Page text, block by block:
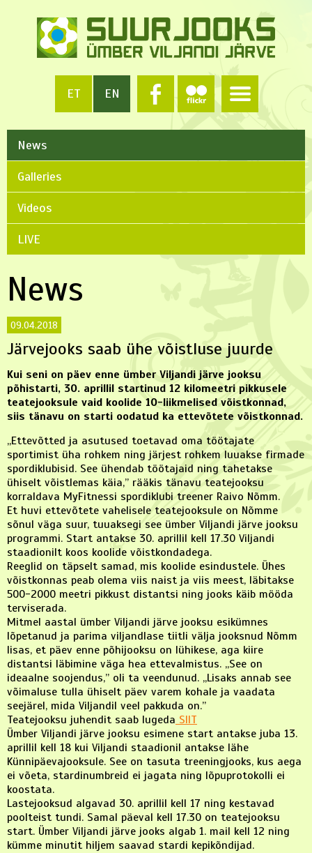
ET EN
News
Galleries
Videos
LIVE
News
09.04.2018
Järvejooks saab ühe võistluse juurde
Kui seni on päev enne ümber Viljandi järve jooksu
põhistarti, 30. aprillil startinud 12 kilomeetri pikkusele
teatejooksule vaid koolide 10-liikmelised võistkonnad,
siis tänavu on starti oodatud ka ettevõtete võistkonnad.
„Ettevõtted ja asutused toetavad oma töötajate
sportimist üha rohkem ning järjest rohkem luuakse firmade
spordiklubisid. See ühendab töötajaid ning tahetakse
ühiselt võistlemas käia,” rääkis tänavu teatejooksu
korraldava MyFitnessi spordiklubi treener Raivo Nõmm.
Et huvi ettevõtete vahelisele teatejooksule on Nõmme
sõnul väga suur, tuuaksegi see ümber Viljandi järve jooksu
programmi. Start antakse 30. aprillil kell 17.30 Viljandi
staadionilt koos koolide võistkondadega.
Reeglid on täpselt samad, mis koolide esindustele. Ühes
võistkonnas peab olema viis naist ja viis meest, läbitakse
500-2000 meetri pikkust distantsi ning jooks käib mööda
terviserada.
Mitmel aastal ümber Viljandi järve jooksu esikümnes
lõpetanud ja parima viljandlase tiitli välja jooksnud Nõmm
lisas, et päev enne põhijooksu on lühikese, aga kiire
distantsi läbimine väga hea ettevalmistus. „See on
ideaalne soojendus,” oli ta veendunud. „Lisaks annab see
võimaluse tulla ühiselt päev varem kohale ja vaadata
seejärel, mida Viljandil veel pakkuda on.”
Teatejooksu juhendit saab lugeda SIIT
Ümber Viljandi järve jooksu esimene start antakse juba 13.
aprillil kell 18 kui Viljandi staadionil antakse lähe
Künnipäevajooksule. See on tasuta treeningjooks, kus aega
ei võeta, stardinumbreid ei jagata ning lõpuprotokolli ei
koostata.
Lastejooksud algavad 30. aprillil kell 17 ning kestavad
poolteist tundi. Samal päeval kell 17.30 on teatejooksu
start. Ümber Viljandi järve jooks algab 1. mail kell 12 ning
kümme minutit hiljem saavad stardi kepikõndijad.